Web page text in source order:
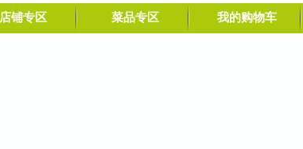
店铺专区 菜品专区 我的购物车